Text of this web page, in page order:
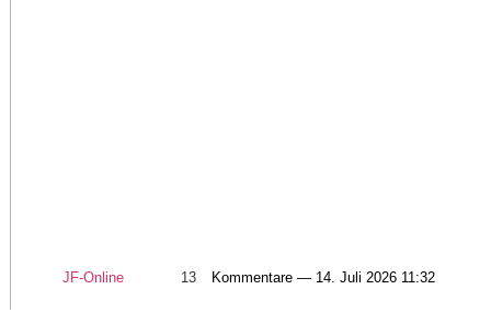
JF-Online 13 Kommentare — 14. Juli 2026 11:32